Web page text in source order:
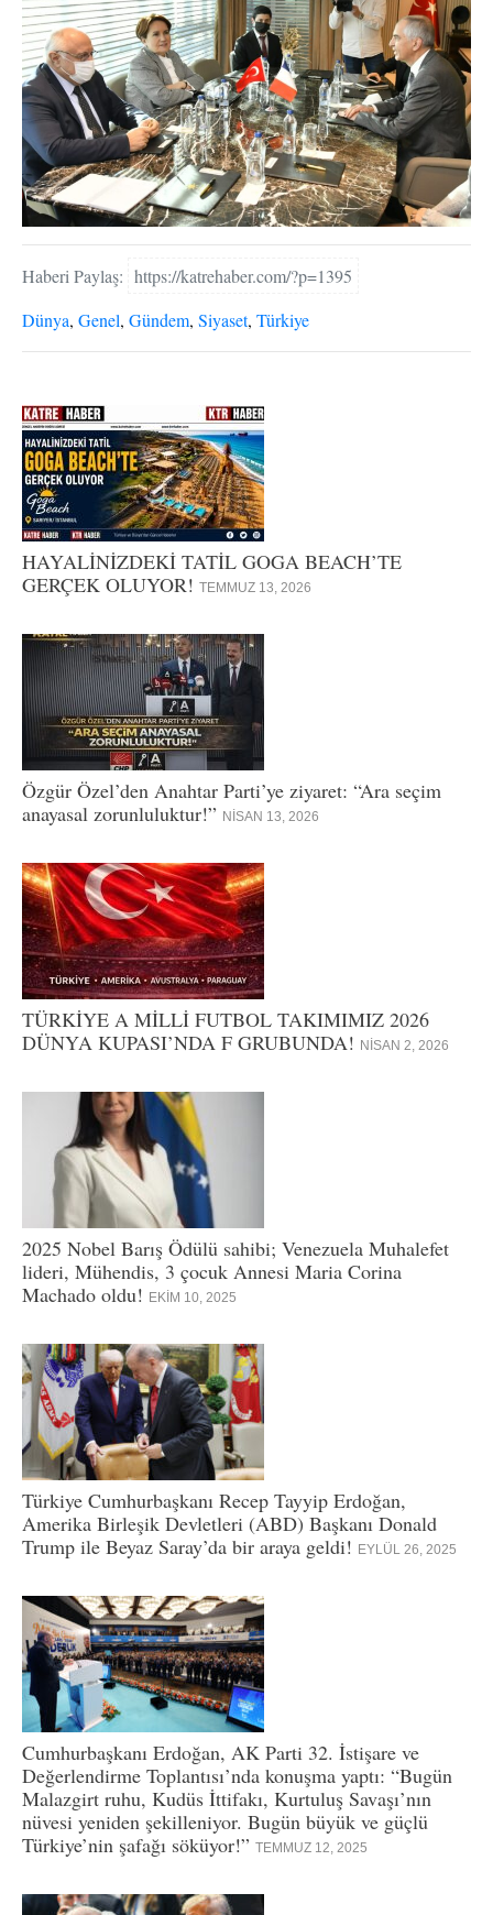
Haberi Paylaş: https://katrehaber.com/?p=1395
Dünya, Genel, Gündem, Siyaset, Türkiye
HAYALİNİZDEKİ TATİL GOGA BEACH’TE
GERÇEK OLUYOR! TEMMUZ 13, 2026
Özgür Özel’den Anahtar Parti’ye ziyaret: “Ara seçim
anayasal zorunluluktur!” NISAN 13, 2026
TÜRKİYE A MİLLİ FUTBOL TAKIMIMIZ 2026
DÜNYA KUPASI’NDA F GRUBUNDA! NISAN 2, 2026
2025 Nobel Barış Ödülü sahibi; Venezuela Muhalefet
lideri, Mühendis, 3 çocuk Annesi Maria Corina
Machado oldu! EKIM 10, 2025
Türkiye Cumhurbaşkanı Recep Tayyip Erdoğan,
Amerika Birleşik Devletleri (ABD) Başkanı Donald
Trump ile Beyaz Saray’da bir araya geldi! EYLÜL 26, 2025
Cumhurbaşkanı Erdoğan, AK Parti 32. İstişare ve
Değerlendirme Toplantısı’nda konuşma yaptı: “Bugün
Malazgirt ruhu, Kudüs İttifakı, Kurtuluş Savaşı’nın
nüvesi yeniden şekilleniyor. Bugün büyük ve güçlü
Türkiye’nin şafağı söküyor!” TEMMUZ 12, 2025